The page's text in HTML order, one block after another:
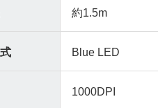
約1.5m
Blue LED
1000DPI